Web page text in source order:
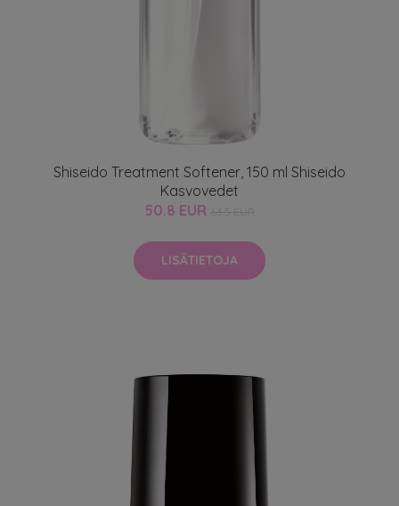
Shiseido Treatment Softener, 150 ml Shiseido
Kasvovedet
50.8 EUR
LISÄTIETOJA